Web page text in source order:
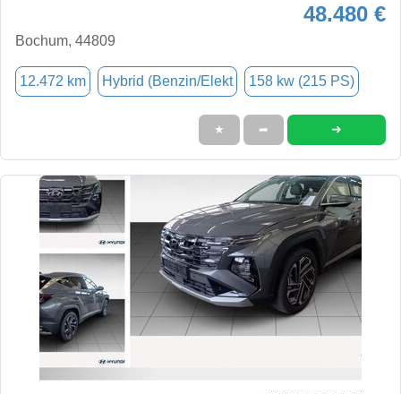
48.480 €
Bochum, 44809
12.472 km Hybrid (Benzin/Elekt 158 kw (215 PS)
★ ➦ ➜